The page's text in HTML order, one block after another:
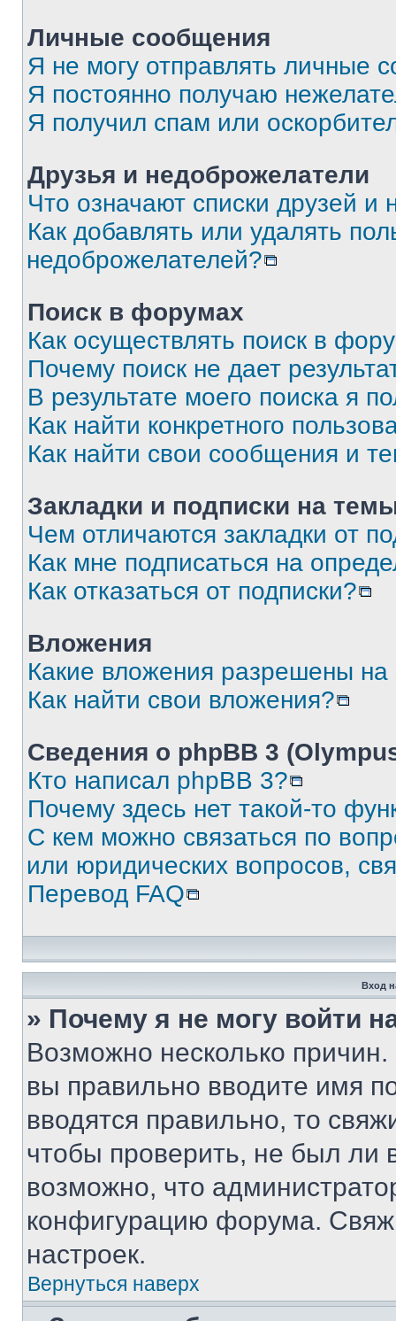
Личные сообщения
Я не могу отправлять личные
Я постоянно получаю
Я получил спам или
Друзья и недоброжелатели
Что означают списки друзей и
Как добавлять или удалять
недоброжелателей?
Поиск в форумах
Как осуществлять поиск в
Почему поиск не дает
В результате моего поиска я
Как найти конкретного
Как найти свои сообщения и
Закладки и подписки на
Чем отличаются закладки от
Как мне подписаться на
Как отказаться от подписки?
Вложения
Какие вложения разрешены
Как найти свои вложения?
Сведения о phpBB 3
Кто написал phpBB 3?
Почему здесь нет такой-то
С кем можно связаться по
или юридических вопросов,
Перевод FAQ
Вход
» Почему я не могу войти
Возможно несколько
вы правильно вводите имя
вводятся правильно, то
чтобы проверить, не был ли
возможно, что
конфигурацию форума.
настроек.
Вернуться наверх